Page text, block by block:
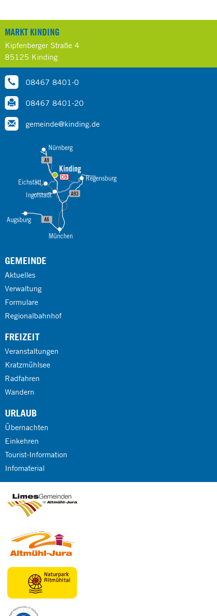
MARKT KINDING
Kipfenberger Straße 4
85125 Kinding
08467 8401-0
08467 8401-20
gemeinde@kinding.de
GEMEINDE
Aktuelles
Verwaltung
Formulare
Regionalbahnhof
FREIZEIT
Veranstaltungen
Kratzmühlsee
Radfahren
Wandern
URLAUB
Übernachten
Einkehren
Tourist-Information
Infomaterial